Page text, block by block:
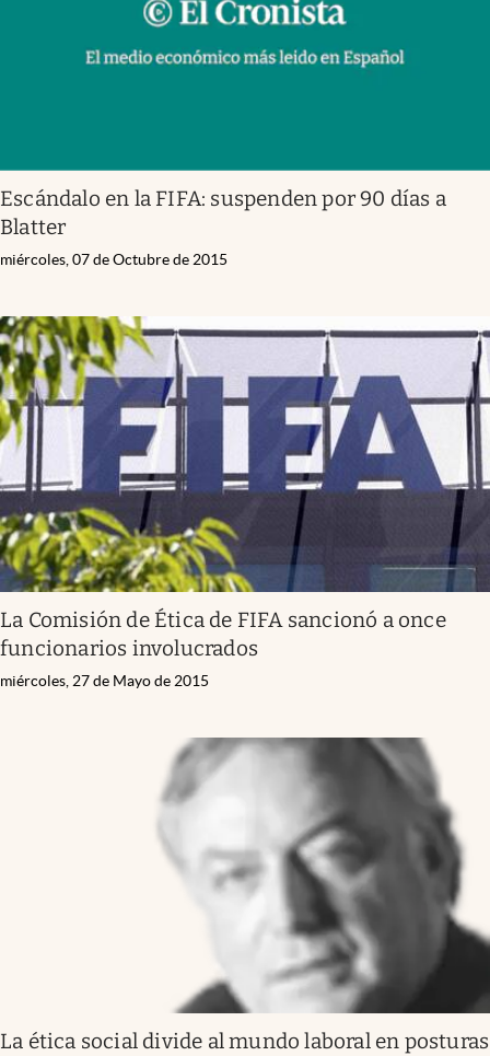
Escándalo en la FIFA: suspenden por 90 días a
Blatter
miércoles, 07 de Octubre de 2015
La Comisión de Ética de FIFA sancionó a once
funcionarios involucrados
miércoles, 27 de Mayo de 2015
La ética social divide al mundo laboral en posturas